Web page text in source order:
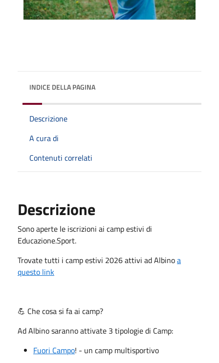
INDICE DELLA PAGINA
Descrizione
A cura di
Contenuti correlati
Descrizione
Sono aperte le iscrizioni ai camp estivi di
Educazione.Sport.
Trovate tutti i camp estivi 2026 attivi ad Albinoa
questo link
💪 Che cosa si fa ai camp?
Ad Albino saranno attivate 3 tipologie di Camp:
Fuori Campo! - un camp multisportivo